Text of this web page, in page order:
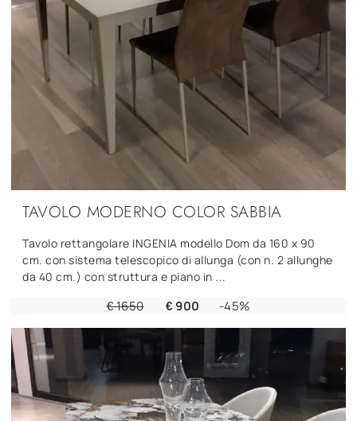
TAVOLO MODERNO COLOR SABBIA
Tavolo rettangolare INGENIA modello Dom da 160 x 90
cm. con sistema telescopico di allunga (con n. 2 allunghe
da 40 cm.) con struttura e piano in ...
€ 1650 € 900 -45%